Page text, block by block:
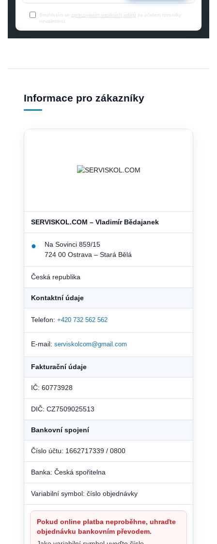
Souhlasím se zpracováním osobních údajů za účelem rozesílky
newsletteru.
Informace pro zákazníky
SERVISKOL.COM – Vladimír Bědajanek
●
Na Sovinci 859/15
724 00 Ostrava – Stará Bělá
Česká republika
Kontaktní údaje
Telefon: +420 732 562 562
E-mail: serviskolcom@gmail.com
Fakturační údaje
IČ: 60773928
DIČ: CZ7509025513
Bankovní spojení
Číslo účtu: 1662717339 / 0800
Banka: Česká spořitelna
Variabilní symbol: číslo objednávky
Pokud online platba neproběhne, uhraďte
objednávku bankovním převodem.